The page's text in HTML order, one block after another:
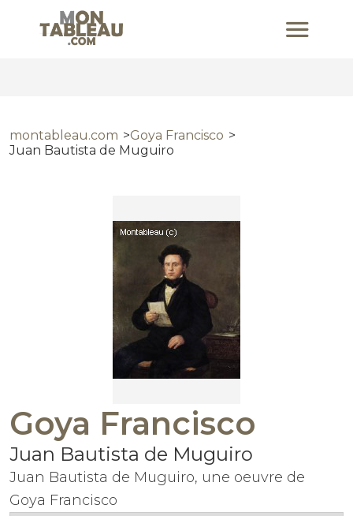
montableau.com
Goya Francisco
Juan Bautista de Muguiro
Goya Francisco
Juan Bautista de Muguiro
Juan Bautista de Muguiro, une oeuvre de
Goya Francisco